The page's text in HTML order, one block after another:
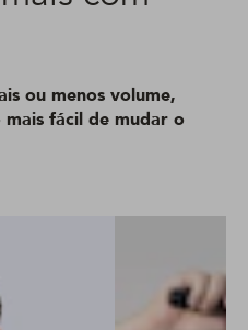
ou menos volume,
fácil de mudar o